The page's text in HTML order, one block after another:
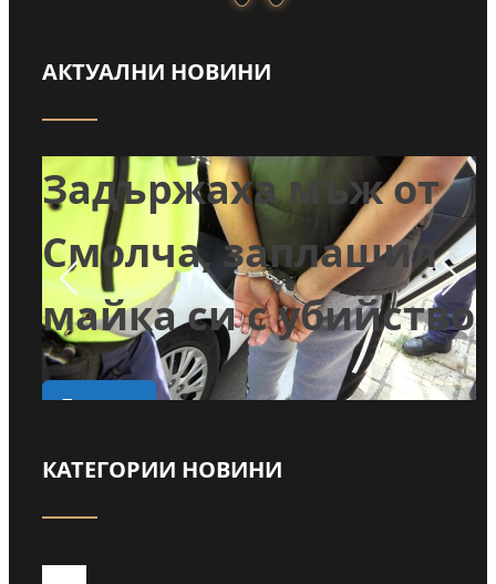
АКТУАЛНИ НОВИНИ
Задържаха мъж от
Смолча, заплашил
майка си с убийство
Прочети
КАТЕГОРИИ НОВИНИ